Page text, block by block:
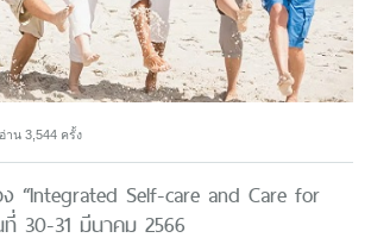
อ่าน 3,544 ครั้ง
ง “Integrated Self-care and Care for
30-31 มีนาคม 2566